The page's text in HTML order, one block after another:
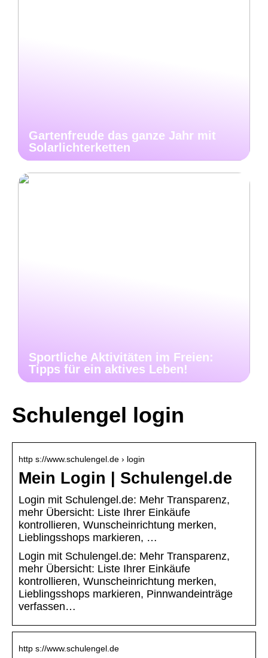
Gartenfreude das ganze Jahr mit
Solarlichterketten
Sportliche Aktivitäten im Freien:
Tipps für ein aktives Leben!
Schulengel login
http s://www.schulengel.de › login
Mein Login | Schulengel.de
Login mit Schulengel.de: Mehr Transparenz,
mehr Übersicht: Liste Ihrer Einkäufe
kontrollieren, Wunscheinrichtung merken,
Lieblingsshops markieren, …
Login mit Schulengel.de: Mehr Transparenz,
mehr Übersicht: Liste Ihrer Einkäufe
kontrollieren, Wunscheinrichtung merken,
Lieblingsshops markieren, Pinnwandeinträge
verfassen…
http s://www.schulengel.de